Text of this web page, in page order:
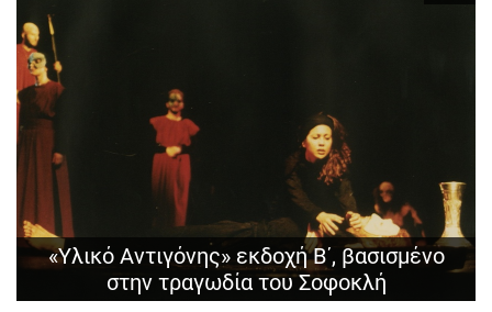
«Υλικό Αντιγόνης» εκδοχή Β΄, βασισμένο
στην τραγωδία του Σοφοκλή